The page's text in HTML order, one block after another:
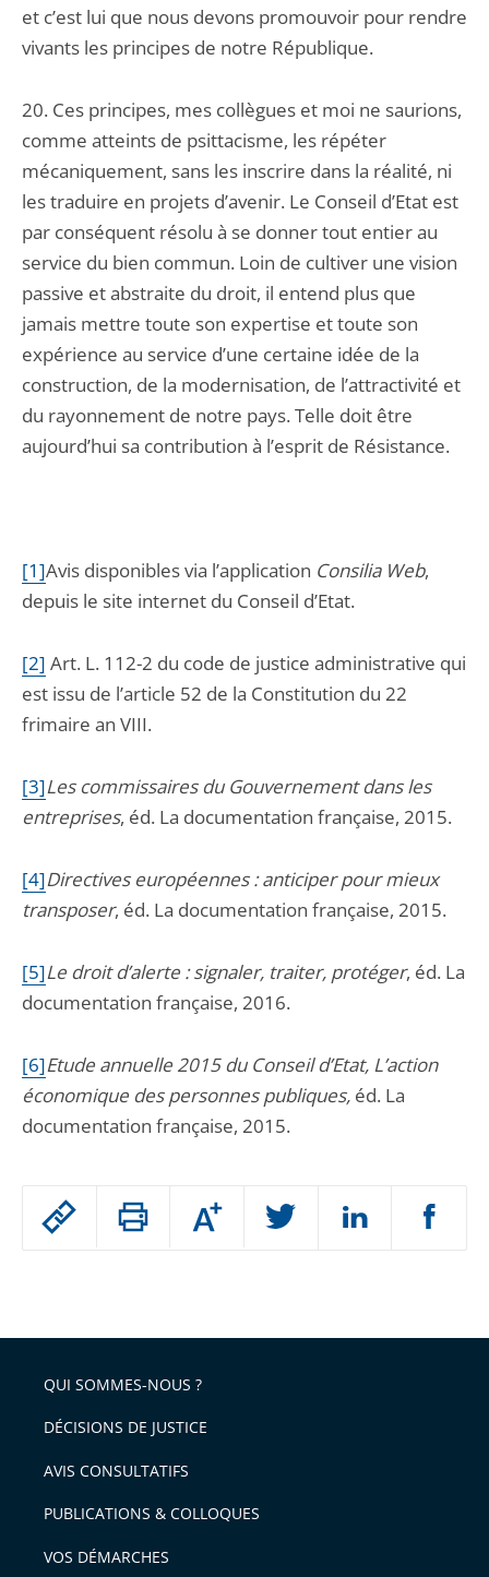
Passer
arriver
après
Augmenter
ou
l'article
pour
avant
et c’est lui que nous devons promouvoir pour rendre
vivants les principes de notre République.
20. Ces principes, mes collègues et moi ne saurions,
comme atteints de psittacisme, les répéter
mécaniquement, sans les inscrire dans la réalité, ni
les traduire en projets d’avenir. Le Conseil d’Etat est
par conséquent résolu à se donner tout entier au
service du bien commun. Loin de cultiver une vision
passive et abstraite du droit, il entend plus que
jamais mettre toute son expertise et toute son
expérience au service d’une certaine idée de la
construction, de la modernisation, de l’attractivité et
du rayonnement de notre pays. Telle doit être
aujourd’hui sa contribution à l’esprit de Résistance.
[1]Avis disponibles via l’application Consilia Web,
depuis le site internet du Conseil d’Etat.
[2] Art. L. 112-2 du code de justice administrative qui
est issu de l’article 52 de la Constitution du 22
frimaire an VIII.
[3]Les commissaires du Gouvernement dans les
entreprises, éd. La documentation française, 2015.
[4]Directives européennes : anticiper pour mieux
transposer, éd. La documentation française, 2015.
[5]Le droit d’alerte : signaler, traiter, protéger, éd. La
documentation française, 2016.
[6]Etude annuelle 2015 du Conseil d’Etat, L’action
économique des personnes publiques, éd. La
documentation française, 2015.
QUI SOMMES-NOUS ?
DÉCISIONS DE JUSTICE
AVIS CONSULTATIFS
PUBLICATIONS & COLLOQUES
VOS DÉMARCHES